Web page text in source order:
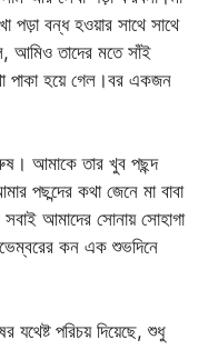
পড়া বন্ধ হওয়ার সাথে সাথে
আমিও তাদের মতে সাঁই
পাকা হয়ে গেল।বর একজন
আমাকে তার খুব পছন্দ
পছন্দের কথা জেনে মা বাবা
আমাদের সোনায় সোহাগা
কন এক শুভদিনে
যথেষ্ট পরিচয় দিয়েছে, শুধু